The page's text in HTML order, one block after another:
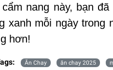
nang này, bạn
xanh mỗi ngày trong
hơn!
Ăn Chay ăn chay 2025